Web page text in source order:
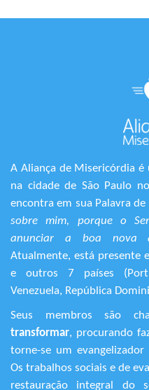
A Aliança de Misericórdia
na cidade de São Paulo
encontra em sua Palavra de
sobre mim, porque o
anunciar a boa nova
Atualmente, está presente
e outros 7 países
Venezuela, República
Seus membros são
transformar, procurando
torne-se um
Os trabalhos sociais e de
restauração integral do